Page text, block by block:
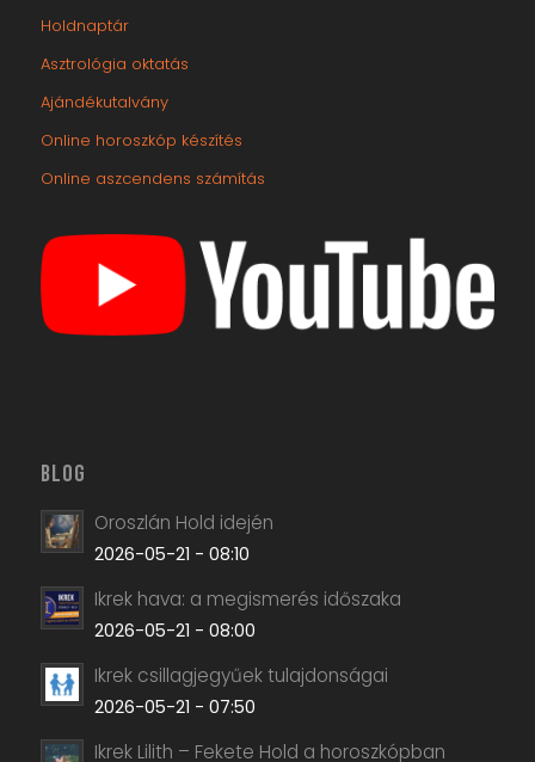
Holdnaptár
Asztrológia oktatás
Ajándékutalvány
Online horoszkóp készítés
Online aszcendens számítás
BLOG
Oroszlán Hold idején
2026-05-21 - 08:10
Ikrek hava: a megismerés időszaka
2026-05-21 - 08:00
Ikrek csillagjegyűek tulajdonságai
2026-05-21 - 07:50
Ikrek Lilith – Fekete Hold a horoszkópban